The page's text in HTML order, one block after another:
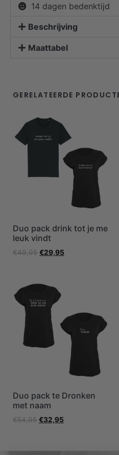
14 dagen bedenktijd
Beschrijving
Maattabel
GERELATEERDE
Duo pack drink tot je me
leuk vindt
€49,95 €29,95
Duo pack te Dronken
met naam
€54,95 €32,95